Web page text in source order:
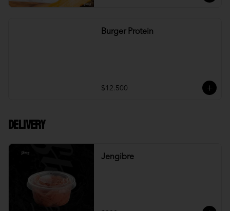
Burger Protein
$12.500
DELIVERY
Jengibre